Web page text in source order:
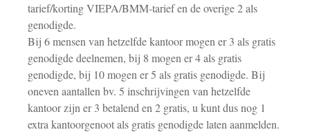
tarief/korting VIEPA/BMM-tarief en de overige 2 als
genodigde.
Bij 6 mensen van hetzelfde kantoor mogen er 3 als gratis
genodigde deelnemen, bij 8 mogen er 4 als gratis
genodigde, bij 10 mogen er 5 als gratis genodigde. Bij
oneven aantallen bv. 5 inschrijvingen van hetzelfde
kantoor zijn er 3 betalend en 2 gratis, u kunt dus nog 1
extra kantoorgenoot als gratis genodigde laten aanmelden.